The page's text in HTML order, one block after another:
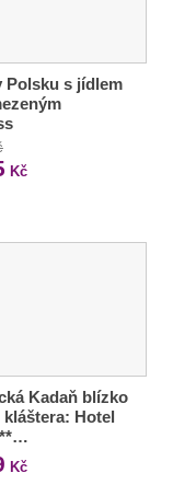
Polsku s jídlem
Kč
Kadaň blízko
kláštera: Hotel
Kč